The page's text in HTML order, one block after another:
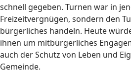
schnell gegeben. Turnen war in
Freizeitvergnügen, sondern den
bürgerliches handeln. Heute
ihnen um mitbürgerliches
auch der Schutz von Leben und
Gemeinde.